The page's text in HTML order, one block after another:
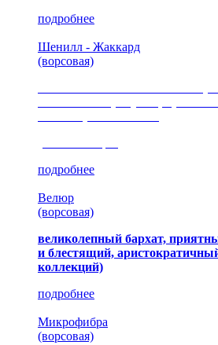
подробнее
Шенилл - Жаккард
(ворсовая)
подробнее
Велюр
(ворсовая)
великолепный бархат,
и блестящий,
коллекций)
подробнее
Микрофибра
(ворсовая)